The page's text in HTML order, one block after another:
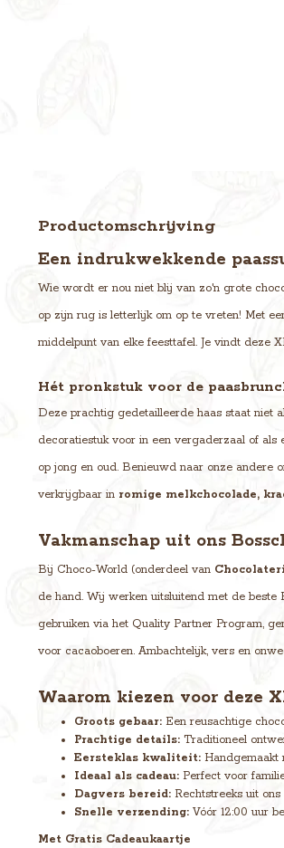
Productomschrijving
Een indrukwekkende
Wie wordt er nou niet blij van zo'n grote
op zijn rug is letterlijk om op te vreten! Met
middelpunt van elke feesttafel. Je vindt deze
Hét pronkstuk voor de
Deze prachtig gedetailleerde haas staat niet
decoratiestuk voor in een vergaderzaal of
op jong en oud. Benieuwd naar onze andere
verkrijgbaar in romige melkchocolade,
Vakmanschap uit ons
Bij Choco-World (onderdeel van
de hand. Wij werken uitsluitend met de beste
gebruiken via het Quality Partner Program,
voor cacaoboeren. Ambachtelijk, vers en
Waarom kiezen voor deze
Groots gebaar: Een reusachtige
Prachtige details: Traditioneel
Eersteklas kwaliteit: Handgemaakt
Ideaal als cadeau: Perfect voor
Dagvers bereid: Rechtstreeks uit
Snelle verzending: Vóór 12:00 uur
Met Gratis Cadeaukaartje